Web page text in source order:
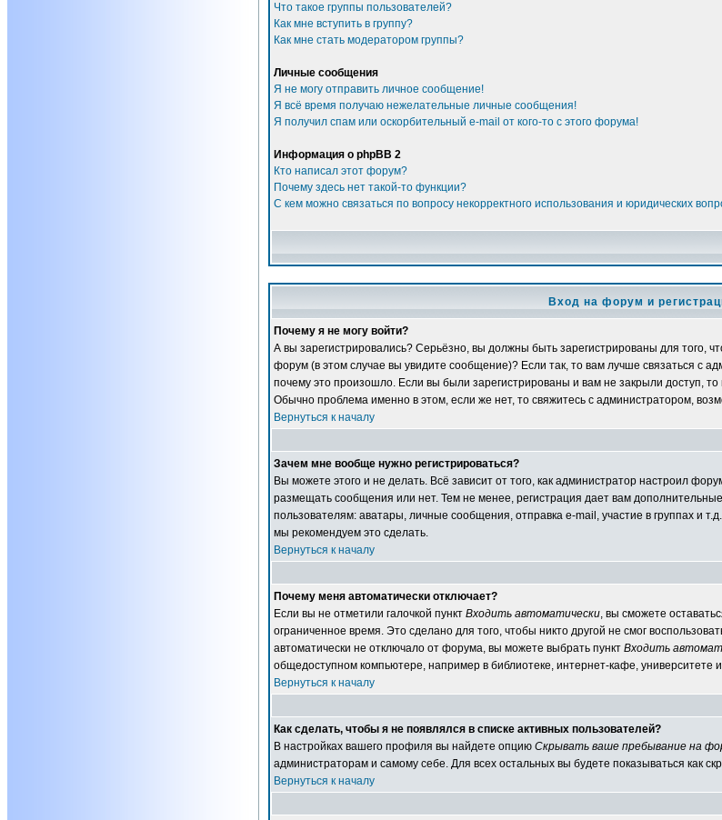
Что такое группы пользователей?
Как мне вступить в группу?
Как мне стать модератором группы?
Личные сообщения
Я не могу отправить личное сообщение!
Я всё время получаю нежелательные личные сообщения!
Я получил спам или оскорбительный e-mail от кого-то с этого форума!
Информация о phpBB 2
Кто написал этот форум?
Почему здесь нет такой-то функции?
С кем можно связаться по вопросу некорректного использования и юридических
Вход на форум и
Почему я не могу войти?
А вы зарегистрировались? Серьёзно, вы должны быть зарегистрированы для того,
форум (в этом случае вы увидите сообщение)? Если так, то вам лучше связаться с
почему это произошло. Если вы были зарегистрированы и вам не закрыли доступ,
Обычно проблема именно в этом, если же нет, то свяжитесь с администратором,
Вернуться к началу
Зачем мне вообще нужно регистрироваться?
Вы можете этого и не делать. Всё зависит от того, как администратор настроил
размещать сообщения или нет. Тем не менее, регистрация дает вам
пользователям: аватары, личные сообщения, отправка e-mail, участие в группах и
мы рекомендуем это сделать.
Вернуться к началу
Почему меня автоматически отключает?
Если вы не отметили галочкой пункт Входить автоматически, вы сможете
ограниченное время. Это сделано для того, чтобы никто другой не смог
автоматически не отключало от форума, вы можете выбрать пункт Входить
общедоступном компьютере, например в библиотеке, интернет-кафе, университете и
Вернуться к началу
Как сделать, чтобы я не появлялся в списке активных пользователей?
В настройках вашего профиля вы найдете опцию Скрывать ваше пребывание на
администраторам и самому себе. Для всех остальных вы будете показываться как
Вернуться к началу